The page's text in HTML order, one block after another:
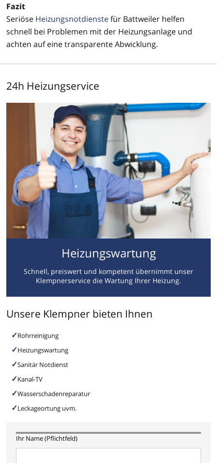
Fazit
Seriöse Heizungsnotdienstefür Battweiler helfen
schnell bei Problemen mit der Heizungsanlage und
achten auf eine transparente Abwicklung.
24h Heizungservice
Heizungswartung
Schnell, preiswert und kompetent übernimmt unser
Klempnerservice die Wartung Ihrer Heizung.
Unsere Klempner bieten Ihnen
Rohrreinigung
Heizungswartung
Sanitär Notdienst
Kanal-TV
Wasserschadenreparatur
Leckageortung uvm.
Ihr Name (Pflichtfeld)